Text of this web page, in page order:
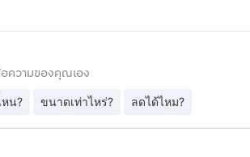
ความของคุณเอง
น? ขนาดเท่าไหร่? ลดได้ไหม?